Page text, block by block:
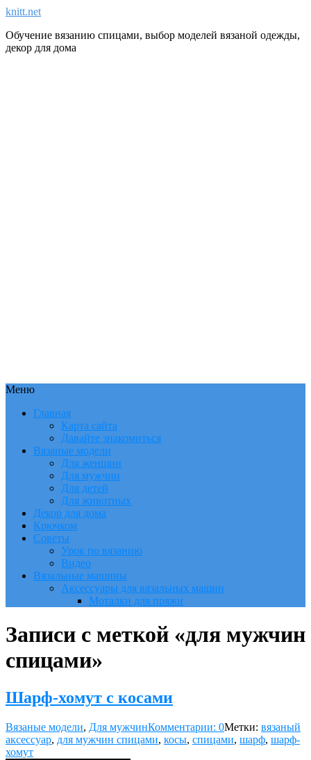
knitt.net
Обучение вязанию спицами, выбор моделей вязаной одежды,
декор для дома
Меню
Главная
Карта сайта
Давайте знакомиться
Вязаные модели
Для женщин
Для мужчин
Для детей
Для животных
Декор для дома
Крючком
Советы
Урок по вязанию
Видео
Вязальные машины
Аксессуары для вязальных машин
Моталки для пряжи
Записи с меткой «для мужчин
спицами»
Шарф-хомут с косами
Вязаные модели, Для мужчинКомментарии: 0Метки: вязаный
аксессуар, для мужчин спицами, косы, спицами, шарф, шарф-
хомут